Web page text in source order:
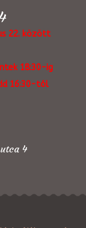
22. között
18:30-ig
16:30-tól
4